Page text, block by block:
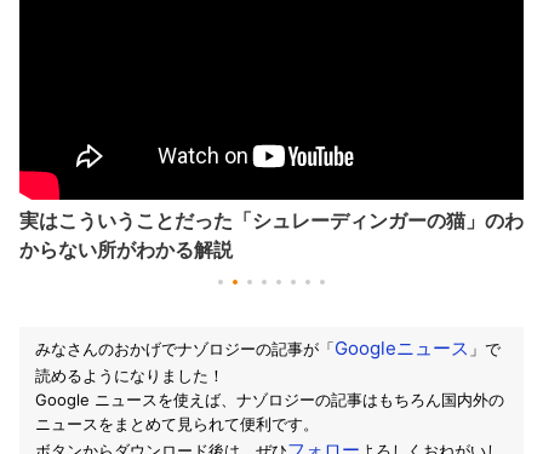
実はこういうことだった「シュレーディンガーの猫」のわ
からない所がわかる解説
みなさんのおかげでナゾロジーの記事が「Googleニュース 」で
読めるようになりました！
Google ニュースを使えば、ナゾロジーの記事はもちろん国内外の
ニュースをまとめて見られて便利です。